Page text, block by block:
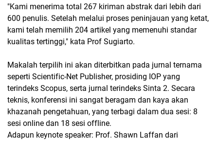
"Kami menerima total 267 kiriman abstrak dari lebih dari
600 penulis. Setelah melalui proses peninjauan yang ketat,
kami telah memilih 204 artikel yang memenuhi standar
kualitas tertinggi," kata Prof Sugiarto.
Makalah terpilih ini akan diterbitkan pada jurnal ternama
seperti Scientific-Net Publisher, prosiding IOP yang
terindeks Scopus, serta jurnal terindeks Sinta 2. Secara
teknis, konferensi ini sangat beragam dan kaya akan
khazanah pengetahuan, yang terbagi dalam dua sesi: 8
sesi online dan 18 sesi offline.
Adapun keynote speaker: Prof. Shawn Laffan dari